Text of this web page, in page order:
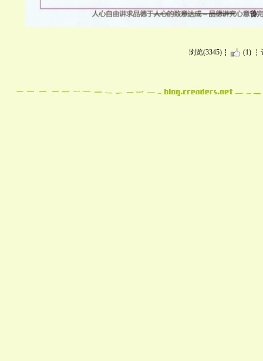
浏览(3345) (1)